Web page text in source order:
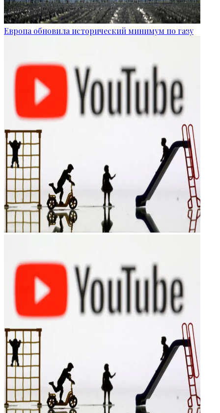
Европа обновила исторический минимум по газу